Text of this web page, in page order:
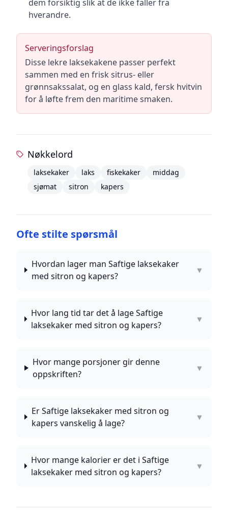
dem forsiktig slik at de ikke faller fra
hverandre.
Serveringsforslag
Disse lekre laksekakene passer perfekt
sammen med en frisk sitrus- eller
grønnsakssalat, og en glass kald, fersk hvitvin
for å løfte frem den maritime smaken.
Nøkkelord
laksekaker laks fiskekaker
middag
sjømat
sitron kapers
Ofte stilte spørsmål
Hvordan lager man Saftige laksekaker
med sitron og kapers?
▼
Hvor lang tid tar det å lage Saftige
laksekaker med sitron og kapers?
▼
Hvor mange porsjoner gir denne
oppskriften?
▼
Er Saftige laksekaker med sitron og
kapers vanskelig å lage?
▼
Hvor mange kalorier er det i Saftige
laksekaker med sitron og kapers?
▼